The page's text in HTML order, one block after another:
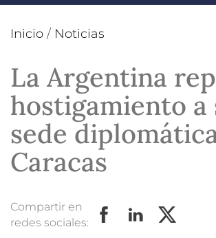
Inicio / Noticias
La Argentina
hostigamiento a
sede
Caracas
Compartir en
redes sociales: